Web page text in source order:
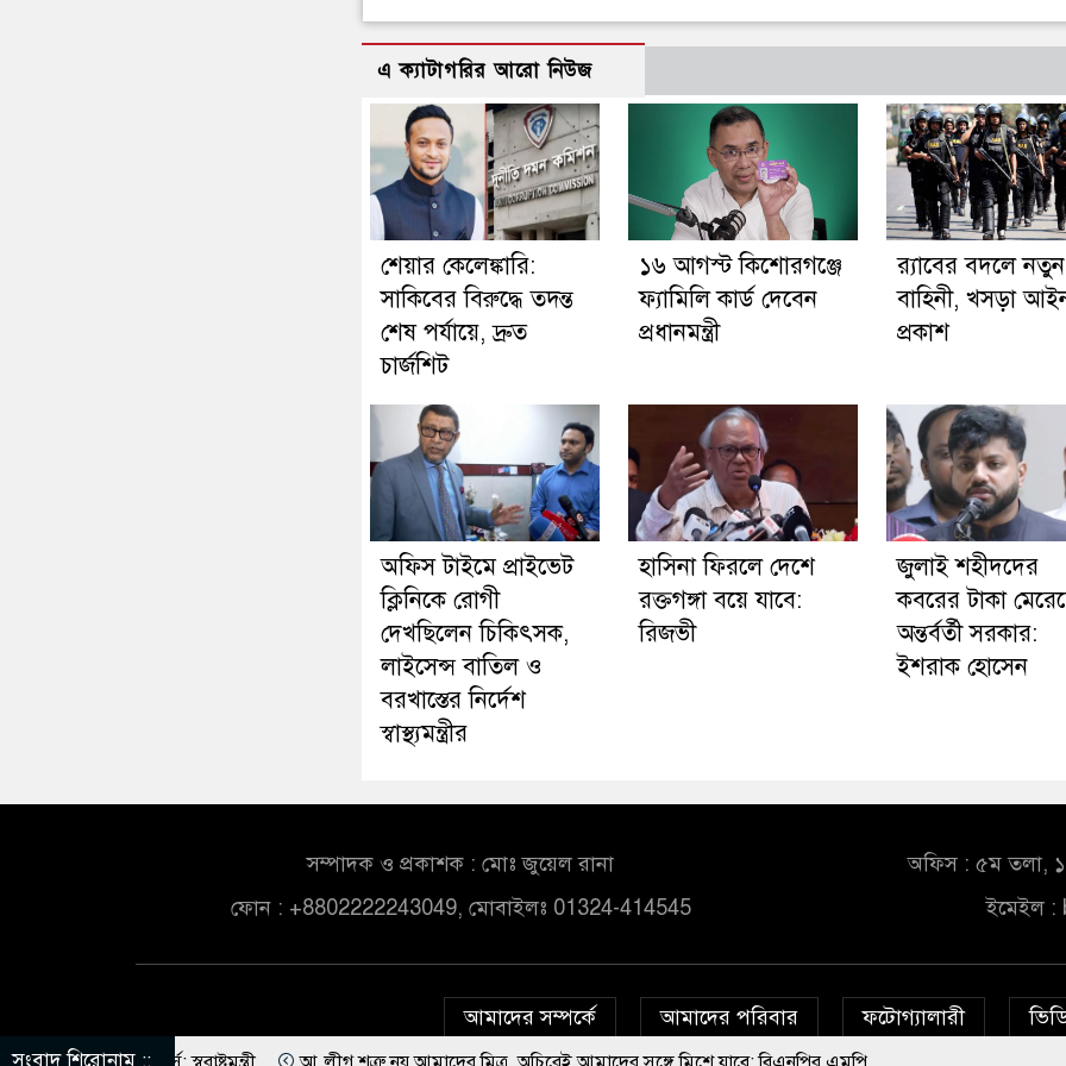
এ ক্যাটাগরির আরো নিউজ
শেয়ার কেলেঙ্কারি:
সাকিবের বিরুদ্ধে তদন্ত
শেষ পর্যায়ে, দ্রুত
চার্জশিট
১৬ আগস্ট কিশোরগঞ্জে
ফ্যামিলি কার্ড দেবেন
প্রধানমন্ত্রী
র‍্যাবের বদলে নতুন
বাহিনী, খসড়া
প্রকাশ
অফিস টাইমে প্রাইভেট
ক্লিনিকে রোগী
দেখছিলেন চিকিৎসক,
লাইসেন্স বাতিল ও
বরখাস্তের নির্দেশ
স্বাস্থ্যমন্ত্রীর
হাসিনা ফিরলে দেশে
রক্তগঙ্গা বয়ে যাবে:
রিজভী
জুলাই শহীদদের
কবরের টাকা
অন্তর্বর্তী সরকার:
ইশরাক হোসেন
সম্পাদক ও প্রকাশক : মোঃ জুয়েল রানা
ফোন : +8802222243049, মোবাইলঃ 01324-414545
অফিস : ৫ম তলা,
ইমেইল :
আমাদের সম্পর্কে আমাদের পরিবার ফটোগ্যালারী
সংবাদ শিরোনাম ::